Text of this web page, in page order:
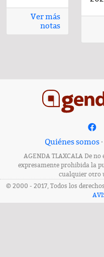
Ver más
notas
Quiénes somos ·
AGENDA TLAXCALA De
expresamente prohibida la
cualquier otro
© 2000 - 2017, Todos los